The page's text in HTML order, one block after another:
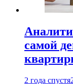
самой
2 года спустя